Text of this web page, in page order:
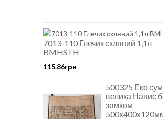
7013-110 Глечик скляний 1,1л
BMHSTH
115.86грн
500325 Еко
велика Напис
замком